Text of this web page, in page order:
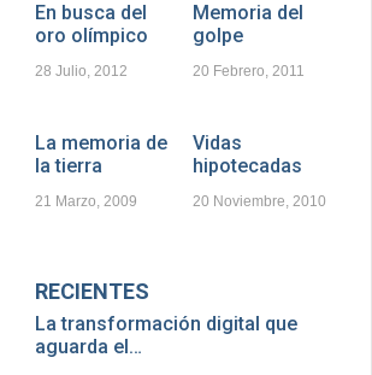
En busca del
oro olímpico
28 Julio, 2012
Memoria del
golpe
20 Febrero, 2011
La memoria de
la tierra
21 Marzo, 2009
Vidas
hipotecadas
20 Noviembre, 2010
RECIENTES
La transformación digital que
aguarda el…